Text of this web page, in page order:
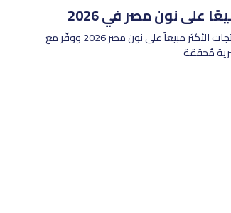
على نون مصر في 2026
اكتشف المنتجات الأكثر مبيعاً على نون مصر 2026 ووفّر مع
مُحققة